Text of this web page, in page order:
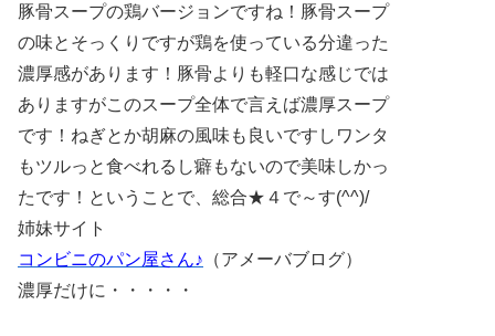
豚骨スープの鶏バージョンですね！豚骨スープ
の味とそっくりですが鶏を使っている分違った
濃厚感があります！豚骨よりも軽口な感じでは
ありますがこのスープ全体で言えば濃厚スープ
です！ねぎとか胡麻の風味も良いですしワンタ
もツルっと食べれるし癖もないので美味しかっ
たです！ということで、総合★４で～す(^^)/
姉妹サイト
コンビニのパン屋さん♪ （アメーバブログ）
濃厚だけに・・・・・